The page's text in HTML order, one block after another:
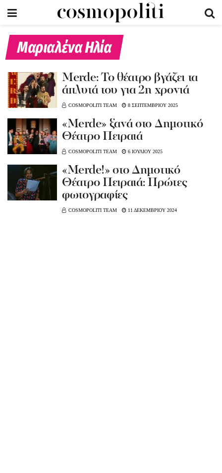
Μαριαλένα Ηλία
Merde: Το θέατρο βγάζει τα
άπλυτά του για 2η χρονιά
COSMOPOLITI TEAM 8 ΣΕΠΤΕΜΒΡΙΟΥ 2025
«Merde» ξανά στο Δημοτικό
Θέατρο Πειραιά
COSMOPOLITI TEAM 6 ΙΟΥΛΙΟΥ 2025
«Merde!» στο Δημοτικό
Θέατρο Πειραιά: Πρώτες
φωτογραφίες
COSMOPOLITI TEAM 11 ΔΕΚΕΜΒΡΙΟΥ 2024